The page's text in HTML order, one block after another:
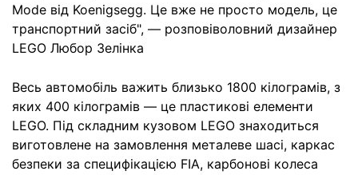
Mode від Koenigsegg. Це вже не просто модель, це
транспортний засіб", — розповіволовний дизайнер
LEGO Любор Зелінка
Весь автомобіль важить близько 1800 кілограмів, з
яких 400 кілограмів — це пластикові елементи
LEGO. Під складним кузовом LEGO знаходиться
виготовлене на замовлення металеве шасі, каркас
безпеки за специфікацією FIA, карбонові колеса